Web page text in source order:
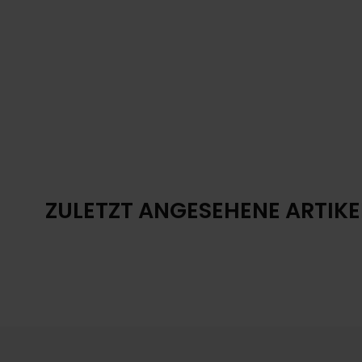
ZULETZT ANGESEHENE